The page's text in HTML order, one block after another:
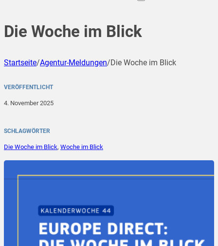
Die Woche im Blick
Startseite/Agentur-Meldungen/Die Woche im Blick
VERÖFFENTLICHT
4. November 2025
SCHLAGWÖRTER
Die Woche im Blick, Woche im Blick